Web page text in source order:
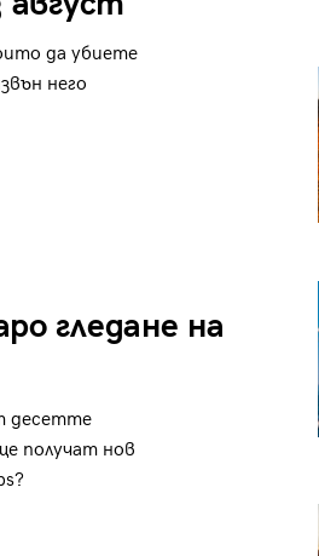
да убиете
него
гледане на
десетте
получат нов